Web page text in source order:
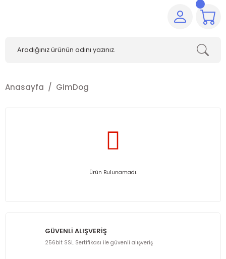
Anasayfa GimDog
Ürün Bulunamadı.
GÜVENLİ ALIŞVERİŞ
256bit SSL Sertifikası ile güvenli alışveriş